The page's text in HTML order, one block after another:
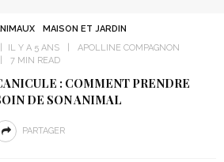
MAISON ET JARDIN
IL Y A 5 ANS
APOLLINE COMPAGNON
7 MIN READ
: COMMENT PRENDRE
DE SON ANIMAL
PARTAGER